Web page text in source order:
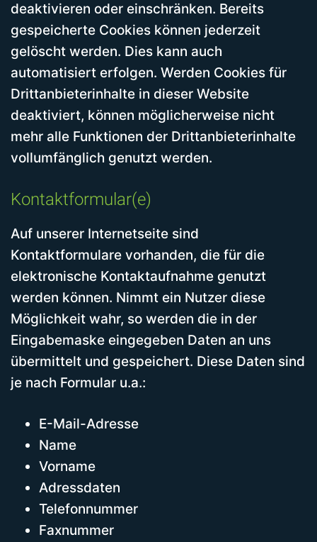
deaktivieren oder einschränken. Bereits
gespeicherte Cookies können jederzeit
gelöscht werden. Dies kann auch
automatisiert erfolgen. Werden Cookies für
Drittanbieterinhalte in dieser Website
deaktiviert, können möglicherweise nicht
mehr alle Funktionen der Drittanbieterinhalte
vollumfänglich genutzt werden.
Kontaktformular(e)
Auf unserer Internetseite sind
Kontaktformulare vorhanden, die für die
elektronische Kontaktaufnahme genutzt
werden können. Nimmt ein Nutzer diese
Möglichkeit wahr, so werden die in der
Eingabemaske eingegeben Daten an uns
übermittelt und gespeichert. Diese Daten sind
je nach Formular u.a.:
E-Mail-Adresse
Name
Vorname
Adressdaten
Telefonnummer
Faxnummer